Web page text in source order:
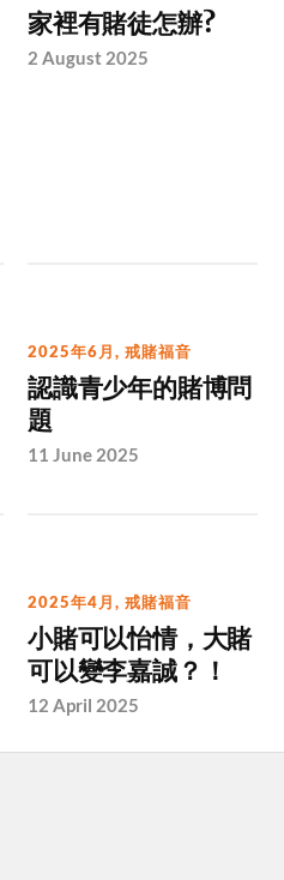
家裡有賭徒怎辦?
2 August 2025
2025年6月,戒賭福音
認識青少年的賭博問
題
11 June 2025
2025年4月,戒賭福音
小賭可以怡情，大賭
可以變李嘉誠？！
12 April 2025